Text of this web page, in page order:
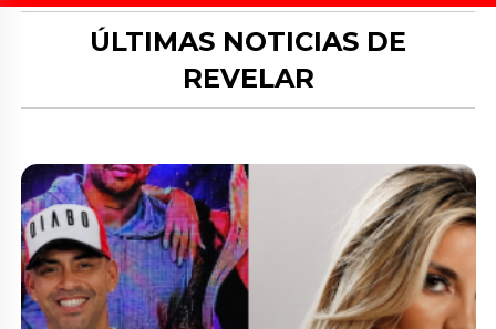
ÚLTIMAS NOTICIAS DE
REVELAR